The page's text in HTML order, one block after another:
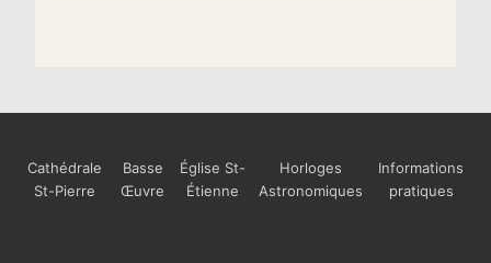
Cathédrale
St-Pierre
Basse
Œuvre
Église St-
Étienne
Horloges
Astronomiques
Informations
pratiques